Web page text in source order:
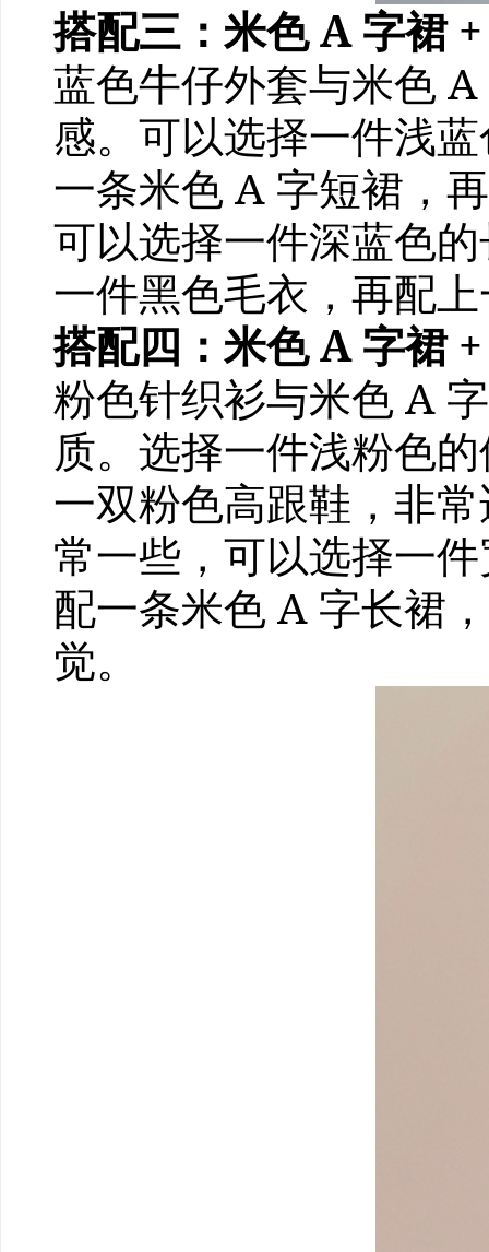
搭配三：米色 A 字裙
蓝色牛仔外套与米色
感。可以选择一件浅
一条米色 A 字短裙，
可以选择一件深蓝色
一件黑色毛衣，再配
搭配四：米色 A 字裙
粉色针织衫与米色 A
质。选择一件浅粉色
一双粉色高跟鞋，非
常一些，可以选择一
配一条米色 A 字长裙
觉。